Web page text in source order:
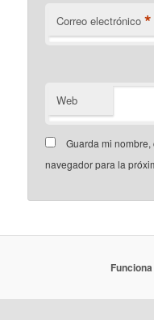
Correo electrónico *
Web
Guarda mi
navegador para la